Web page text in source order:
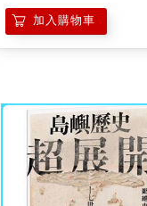
加入購物車